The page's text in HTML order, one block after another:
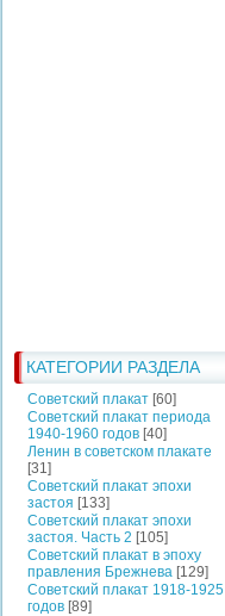
КАТЕГОРИИ РАЗДЕЛА
Советский плакат [60]
Советский плакат периода
1940-1960 годов [40]
Ленин в советском плакате
[31]
Советский плакат эпохи
застоя [133]
Советский плакат эпохи
застоя. Часть 2 [105]
Советский плакат в эпоху
правления Брежнева [129]
Советский плакат 1918-1925
годов [89]